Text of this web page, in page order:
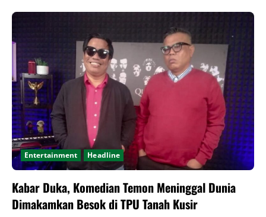
Entertainment Headline
Kabar Duka, Komedian Temon Meninggal Dunia
Dimakamkan Besok di TPU Tanah Kusir